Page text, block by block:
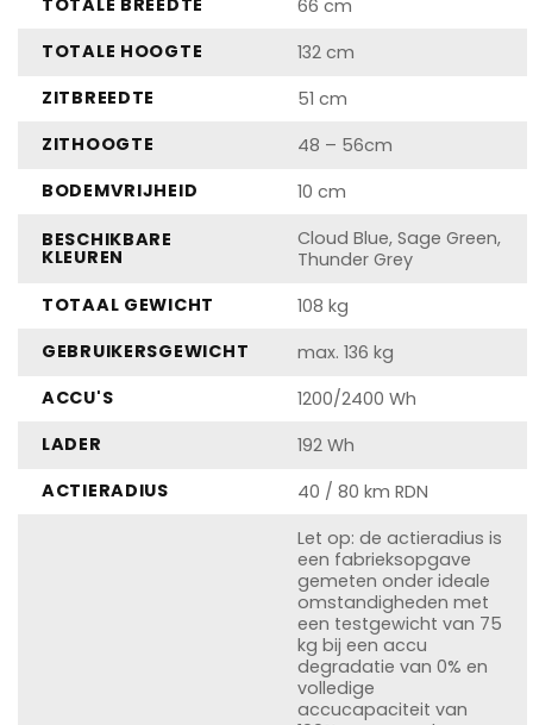
TOTALE BREEDTE
66 cm
TOTALE HOOGTE
132 cm
ZITBREEDTE
51 cm
ZITHOOGTE
48 – 56cm
BODEMVRIJHEID
10 cm
BESCHIKBARE
KLEUREN
Cloud Blue, Sage Green,
Thunder Grey
TOTAAL GEWICHT
108 kg
GEBRUIKERSGEWICHT
max. 136 kg
ACCU'S
1200/2400 Wh
LADER
192 Wh
ACTIERADIUS
40 / 80 km RDN
Let op: de actieradius is
een fabrieksopgave
gemeten onder ideale
omstandigheden met
een testgewicht van 75
kg bij een accu
degradatie van 0% en
volledige
accucapaciteit van